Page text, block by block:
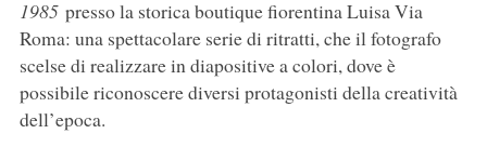
1985presso la storica boutique fiorentina Luisa Via
Roma: una spettacolare serie di ritratti, che il fotografo
scelse di realizzare in diapositive a colori, dove è
possibile riconoscere diversi protagonisti della creatività
dell’epoca.